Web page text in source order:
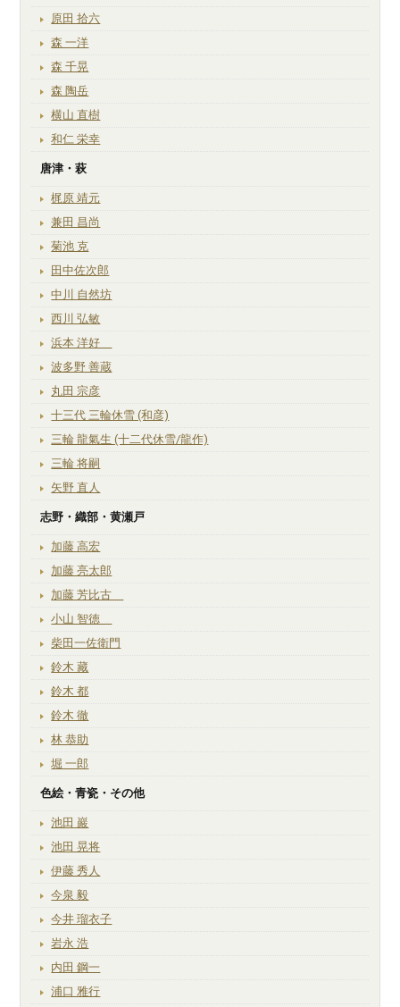
原田 拾六
森 一洋
森 千晃
森 陶岳
横山 直樹
和仁 栄幸
唐津・萩
梶原 靖元
兼田 昌尚
菊池 克
田中佐次郎
中川 自然坊
西川 弘敏
浜本 洋好
波多野 善蔵
丸田 宗彦
十三代 三輪休雪 (和彦)
三輪 龍氣生 (十二代休雪/龍作)
三輪 将嗣
矢野 直人
志野・織部・黄瀬戸
加藤 高宏
加藤 亮太郎
加藤 芳比古
小山 智徳
柴田一佐衛門
鈴木 藏
鈴木 都
鈴木 徹
林 恭助
堀 一郎
色絵・青瓷・その他
池田 巖
池田 晃将
伊藤 秀人
今泉 毅
今井 瑠衣子
岩永 浩
内田 鋼一
浦口 雅行